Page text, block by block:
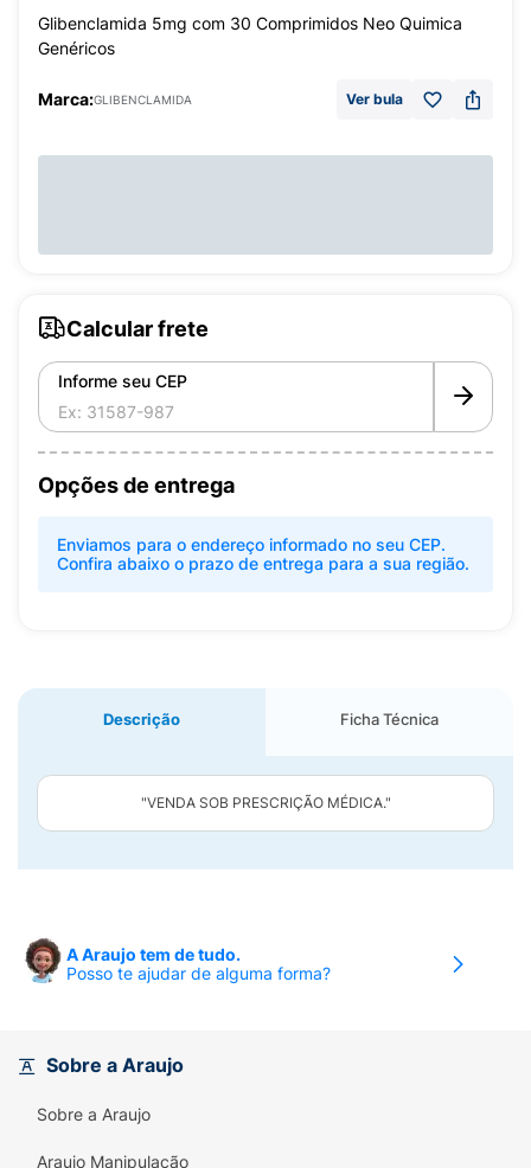
Glibenclamida 5mg com 30 Comprimidos Neo Quimica
Genéricos
Marca:GLIBENCLAMIDA Ver bula
Calcular frete
Informe seu CEP
Opções de entrega
Enviamos para o endereço informado no seu CEP.
Confira abaixo o prazo de entrega para a sua região.
Descrição Ficha Técnica
"VENDA SOB PRESCRIÇÃO MÉDICA."
A Araujo tem de tudo.
Posso te ajudar de alguma forma?
Sobre a Araujo
Sobre a Araujo
Araujo Manipulação